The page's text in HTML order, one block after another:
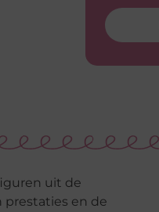
uit de
en de